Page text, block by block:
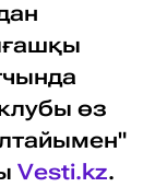
өз
Vesti.kz.